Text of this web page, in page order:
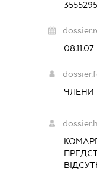
08.11.07
ЧЛЕНИ